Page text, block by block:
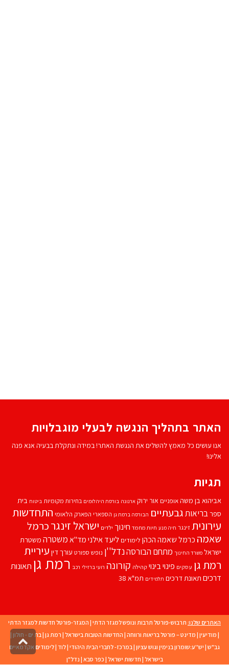
האתר בתהליך הנגשה לבעלי מוגבלויות
אנו עושים כל מאמץ להשלים את הנגשת האתר! במידה ונתקלת בבעיה אנא פנה
אלינו!
תגיות
אביהוא בן משהאופניים אור ירוק ארנונה בורסת היהלומים בחירות מקומיות ביטוח בית
ספרבריאותגבעתיים הבורסה ברמת גן הספארי הפארק הלאומי התחדשות
עירוניתזינגר חיה מנע חיות מחמד חינוך ילדים ישראל זינגרכרמל
שאמה כרמל שאמה הכהן לימודים ליעד אילנימד''אמשטרה משטרת
ישראל משרד החינוך מתחם הבורסהנדל''ן נופש ספורט עורך דין עיריית
רמת גן עסקים פינוי בינוי קהילה קורונה רועי ברזילי רכב רמת גן תאונות
דרכים תאונת דרכים תלמידים תמ"א 38
האתרים שלנו: תרבוש-פורטל תרבות ונופש למגזר הדתי | המגזר-פורטל חדשות למגזר הדתי
| מודיעין | מדינט – פורטל בריאות ורווחה | החדשות הטובות בישראל | רמת גן |בת ים - חולון |
גב"ש | יש''ע:שומרון בנימין וגוש עציון |במרכז- לחברי הבית היהודי |לוד |לימודים אקדמאיים
בישראל | חדשות ישראל | כפר סבא | נדל"ן